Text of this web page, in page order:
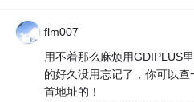
flm007
用不着那么麻烦用GDIPLUS
的好久没用忘记了，你可以
首地址的！